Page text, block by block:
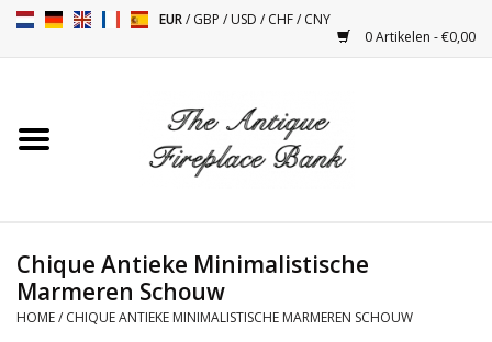
EUR/GBP /USD /CHF/CNY
0 Artikelen - €0,00
Toebehoren
Kacheltjes
Chique Antieke Minimalistische
Marmeren Schouw
HOME/ CHIQUE ANTIEKE MINIMALISTISCHE MARMEREN SCHOUW